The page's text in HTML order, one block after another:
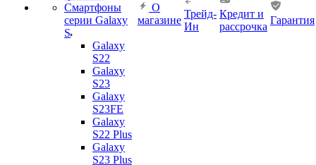
Смартфоны
серии Galaxy
S
Galaxy
S22
Galaxy
S23
Galaxy
S23FE
Galaxy
S22 Plus
Galaxy
S23 Plus
О
магазине
Трейд-
Ин
Кредит и
рассрочка
Гарантия